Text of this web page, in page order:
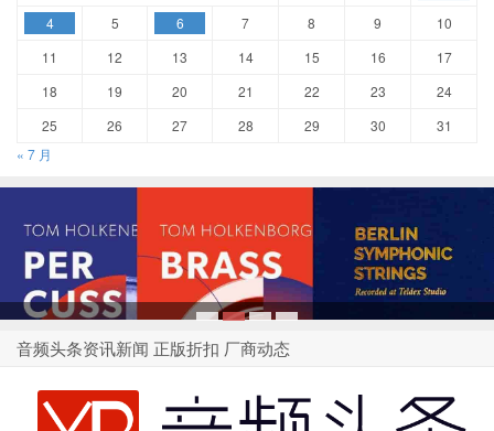
4
5 6 7 8 9
10
11
12 13 14 15 16
17
18
19 20 21 22 23
24
25
26 27 28 29 30
31
« 7 月
1 2 3 4
音频头条资讯新闻 正版折扣 厂商动态